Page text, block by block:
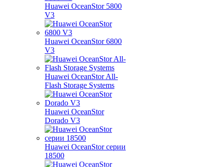
Huawei OceanStor 5800
V3
Huawei OceanStor 6800
V3
Huawei OceanStor All-
Flash Storage Systems
Huawei OceanStor
Dorado V3
Huawei OceanStor серии
18500